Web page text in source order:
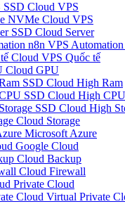
SSD Cloud VPS
NVMe Cloud VPS
SSD Cloud Server
VPS Automation
Cloud VPS Quốc tế
Cloud GPU
SSD Cloud High Ram
SSD Cloud High CPU
SSD Cloud High
Cloud Storage
Microsoft Azure
Google Cloud
Cloud Backup
Cloud Firewall
Private Cloud
Virtual Private